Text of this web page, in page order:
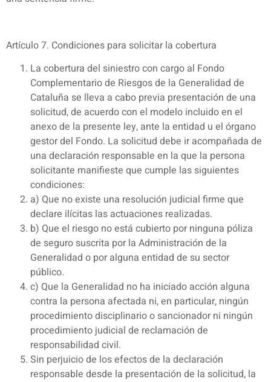
Artículo 7. Condiciones para solicitar la cobertura
La cobertura del siniestro con cargo al Fondo
Complementario de Riesgos de la Generalidad de
Cataluña se lleva a cabo previa presentación de una
solicitud, de acuerdo con el modelo incluido en el
anexo de la presente ley, ante la entidad u el órgano
gestor del Fondo. La solicitud debe ir acompañada de
una declaración responsable en la que la persona
solicitante manifieste que cumple las siguientes
condiciones:
a) Que no existe una resolución judicial firme que
declare ilícitas las actuaciones realizadas.
b) Que el riesgo no está cubierto por ninguna póliza
de seguro suscrita por la Administración de la
Generalidad o por alguna entidad de su sector
público.
c) Que la Generalidad no ha iniciado acción alguna
contra la persona afectada ni, en particular, ningún
procedimiento disciplinario o sancionador ni ningún
procedimiento judicial de reclamación de
responsabilidad civil.
Sin perjuicio de los efectos de la declaración
responsable desde la presentación de la solicitud, la